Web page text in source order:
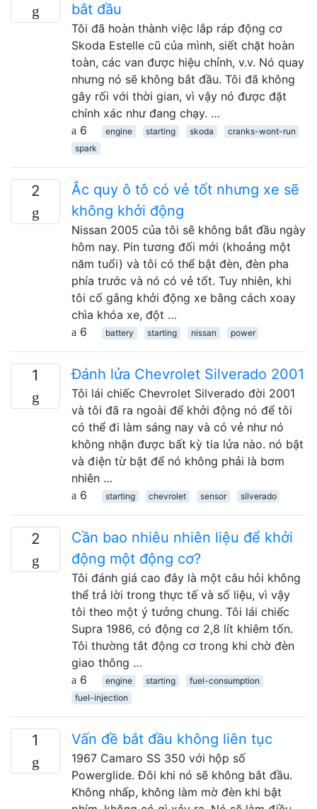
bắt đầu
Tôi đã hoàn thành việc lắp ráp động cơ
Skoda Estelle cũ của mình, siết chặt hoàn
toàn, các van được hiệu chỉnh, v.v. Nó quay
nhưng nó sẽ không bắt đầu. Tôi đã không
gây rối với thời gian, vì vậy nó được đặt
chính xác như đang chạy. …
6
engine starting skoda
cranks-wont-run
spark
2
Ắc quy ô tô có vẻ tốt nhưng xe sẽ
không khởi động
Nissan 2005 của tôi sẽ không bắt đầu ngày
hôm nay. Pin tương đối mới (khoảng một
năm tuổi) và tôi có thể bật đèn, đèn pha
phía trước và nó có vẻ tốt. Tuy nhiên, khi
tôi cố gắng khởi động xe bằng cách xoay
chìa khóa xe, đột …
6
battery starting nissan power
1 Đánh lửa Chevrolet Silverado 2001
Tôi lái chiếc Chevrolet Silverado đời 2001
và tôi đã ra ngoài để khởi động nó để tôi
có thể đi làm sáng nay và có vẻ như nó
không nhận được bất kỳ tia lửa nào. nó bật
và điện từ bật để nó không phải là bơm
nhiên …
6
starting chevrolet sensor silverado
2
Cần bao nhiêu nhiên liệu để khởi
động một động cơ?
Tôi đánh giá cao đây là một câu hỏi không
thể trả lời trong thực tế và số liệu, vì vậy
tôi theo một ý tưởng chung. Tôi lái chiếc
Supra 1986, có động cơ 2,8 lít khiêm tốn.
Tôi thường tắt động cơ trong khi chờ đèn
giao thông …
6
engine starting
fuel-consumption
fuel-injection
1 Vấn đề bắt đầu không liên tục
1967 Camaro SS 350 với hộp số
Powerglide. Đôi khi nó sẽ không bắt đầu.
Không nhấp, không làm mờ đèn khi bật